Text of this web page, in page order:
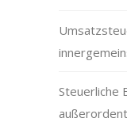
Steuerliche